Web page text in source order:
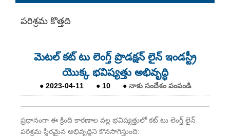
పరిశ్రమ కొత్తది
మెటల్ కట్ టు లెంగ్త్ ప్రొడక్షన్ లైన్ ఇండస్ట్రీ
యొక్క భవిష్యత్తు అభివృద్ధి
● 2023-04-11 ● 10 ● నాకు సందేశం పంపండి
ప్రధానంగా ఈ క్రింది కారణాల వల్ల భవిష్యత్తులో కట్ టు లెంగ్త్ లైన్
పరిశ్రమ స్థిరమైన అభివృద్ధిని కొనసాగిస్తుంది: